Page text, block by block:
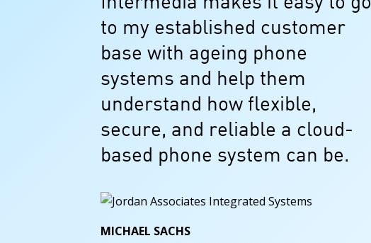
to my established customer
base with ageing phone
systems and help them
understand how flexible,
secure, and reliable a cloud-
based phone system can be.
MICHAEL SACHS